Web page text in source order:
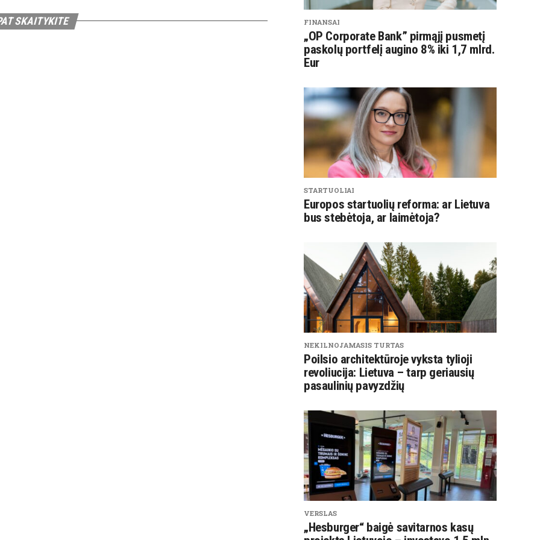
SKAITYKITE FINANSAI
„OP Corporate Bank” pirmąjį pusmetį
paskolų portfelį augino 8% iki 1,7 mlrd.
Eur
STARTUOLIAI
Europos startuolių reforma: ar Lietuva
bus stebėtoja, ar laimėtoja?
NEKILNOJAMASIS TURTAS
Poilsio architektūroje vyksta tylioji
revoliucija: Lietuva – tarp geriausių
pasaulinių pavyzdžių
VERSLAS
„Hesburger“ baigė savitarnos kasų